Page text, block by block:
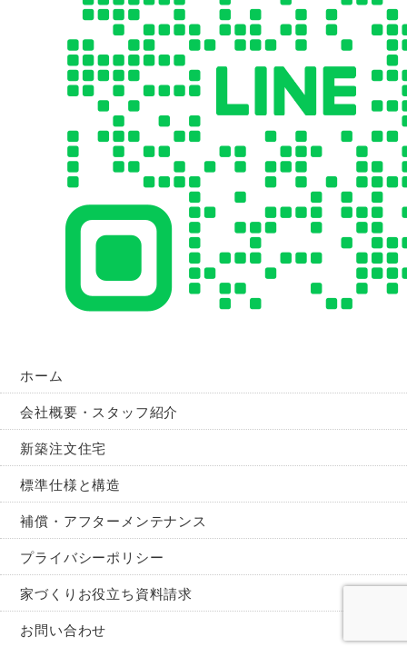
ホーム
会社概要・スタッフ紹介
新築注文住宅
標準仕様と構造
補償・アフターメンテナンス
プライバシーポリシー
家づくりお役立ち資料請求
お問い合わせ